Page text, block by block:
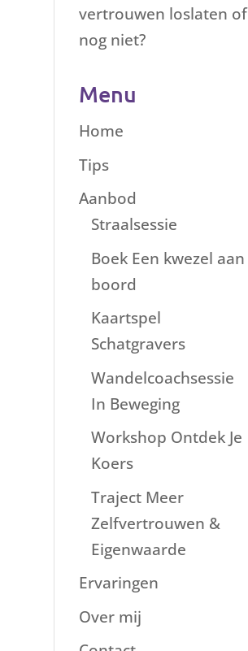
vertrouwen loslaten of
nog niet?
Menu
Home
Tips
Aanbod
Straalsessie
Boek Een kwezel aan
boord
Kaartspel
Schatgravers
Wandelcoachsessie
In Beweging
Workshop Ontdek Je
Koers
Traject Meer
Zelfvertrouwen &
Eigenwaarde
Ervaringen
Over mij